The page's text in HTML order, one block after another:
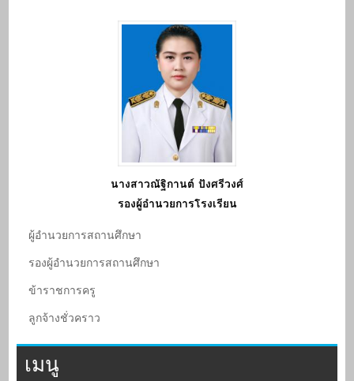
นางสาวณัฐิกานต์ ปังศรีวงศ์
รองผู้อำนวยการโรงเรียน
ผู้อํานวยการสถานศึกษา
รองผู้อํานวยการสถานศึกษา
ข้าราชการครู
ลูกจ้างชั่วคราว
เมนู